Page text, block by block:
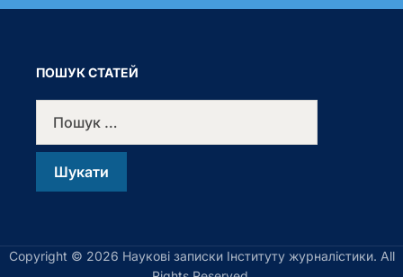
ПОШУК СТАТЕЙ
Copyright © 2026 Наукові записки Інституту журналістики. All